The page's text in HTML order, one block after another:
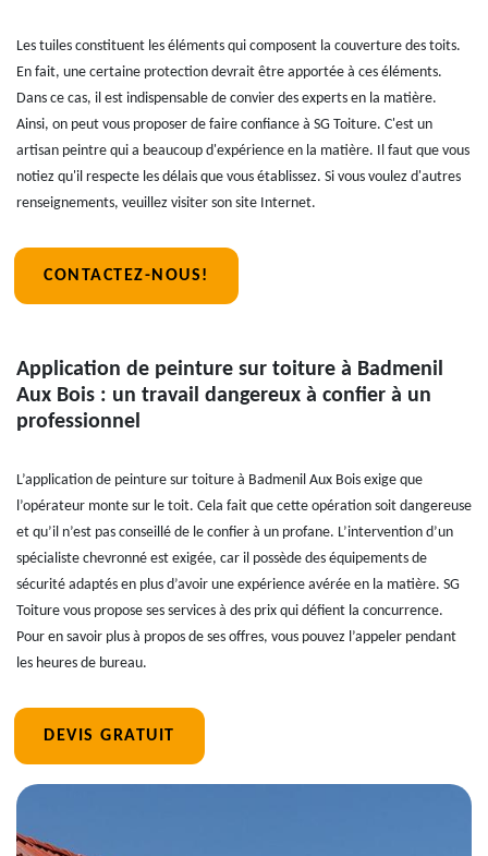
Les tuiles constituent les éléments qui composent la couverture des toits.
En fait, une certaine protection devrait être apportée à ces éléments.
Dans ce cas, il est indispensable de convier des experts en la matière.
Ainsi, on peut vous proposer de faire confiance à SG Toiture. C'est un
artisan peintre qui a beaucoup d'expérience en la matière. Il faut que vous
notiez qu'il respecte les délais que vous établissez. Si vous voulez d'autres
renseignements, veuillez visiter son site Internet.
CONTACTEZ-NOUS!
Application de peinture sur toiture à Badmenil
Aux Bois : un travail dangereux à confier à un
professionnel
L’application de peinture sur toiture à Badmenil Aux Bois exige que
l’opérateur monte sur le toit. Cela fait que cette opération soit dangereuse
et qu’il n’est pas conseillé de le confier à un profane. L’intervention d’un
spécialiste chevronné est exigée, car il possède des équipements de
sécurité adaptés en plus d’avoir une expérience avérée en la matière. SG
Toiture vous propose ses services à des prix qui défient la concurrence.
Pour en savoir plus à propos de ses offres, vous pouvez l’appeler pendant
les heures de bureau.
DEVIS GRATUIT